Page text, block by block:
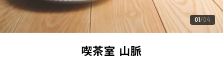
01 04
喫茶室 山脈